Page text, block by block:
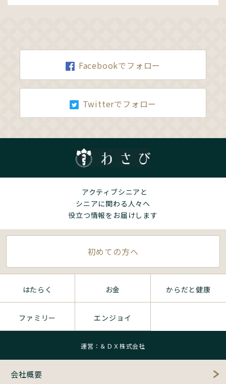
Facebookでフォロー
Twitterでフォロー
アクティブシニアと
シニアに関わる人々へ
役立つ情報をお届けします
初めての方へ
はたらく お金 からだと健康
ファミリー エンジョイ
運営：＆ＤＸ株式会社
会社概要